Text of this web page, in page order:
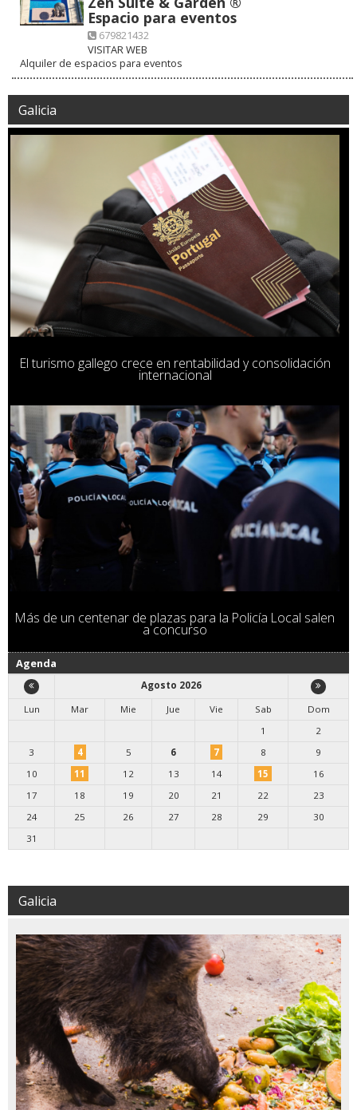
Espacio para eventos
679821432
VISITAR WEB
Alquiler de espacios para eventos
Galicia
El turismo gallego crece en rentabilidad y consolidación
internacional
Más de un centenar de plazas para la Policía Local salen
a concurso
Agenda
Agosto 2026
Lun
Mar Mie Jue Vie Sab
Dom
1
2
3
4 5 6 7 8
9
10
11 12 13 14 15
16
17
18 19 20 21 22
23
24
25 26 27 28 29
30
31
Galicia